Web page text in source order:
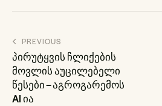
პოსტის
ნავიგაცია
PREVIOUS
პირუტყვის ჩლიქების
მოვლის აუცილებელი
წესები – აგროგარემოს
AI ია